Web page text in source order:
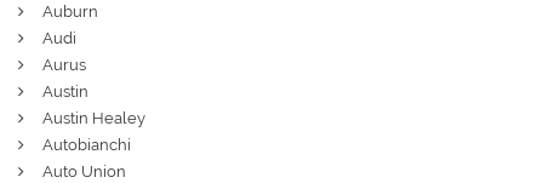
Auburn
Audi
Aurus
Austin
Austin Healey
Autobianchi
Auto Union